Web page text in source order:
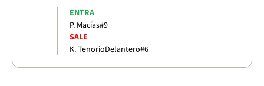
ENTRA
P. Macías#9
SALE
K. TenorioDelantero#6